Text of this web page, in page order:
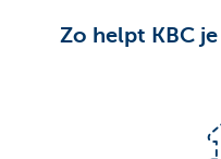
Zo helpt KBC